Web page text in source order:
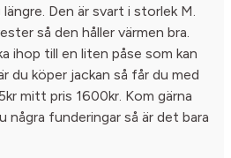
Den är svart i storlek M.
så den håller värmen bra.
ihop till en liten påse som kan
du köper jackan så får du med
mitt pris 1600kr. Kom gärna
några funderingar så är det bara